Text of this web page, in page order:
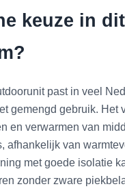
keuze in dit
past in veel
gemengd gebruik. Het
en verwarmen van
afhankelijk van
met goede isolatie
zonder zware